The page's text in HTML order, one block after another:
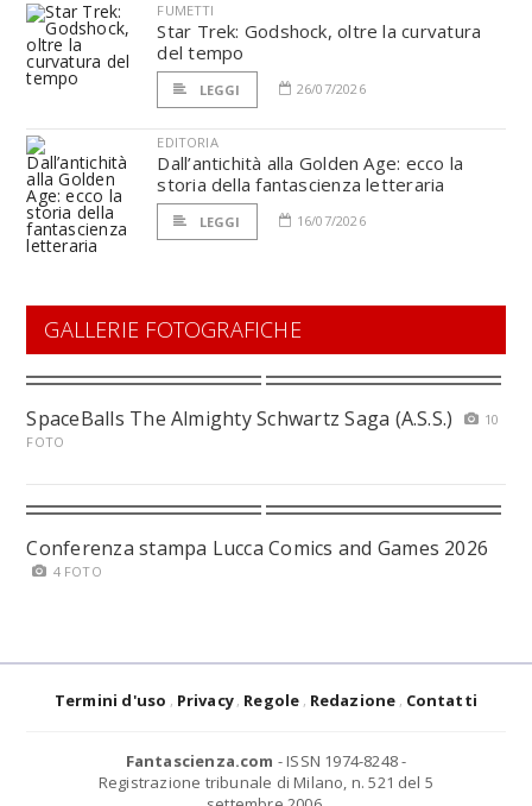
FUMETTI
Star Trek: Godshock, oltre la curvatura
del tempo
LEGGI 26/07/2026
EDITORIA
Dall’antichità alla Golden Age: ecco la
storia della fantascienza letteraria
LEGGI 16/07/2026
GALLERIE FOTOGRAFICHE
SpaceBalls The Almighty Schwartz Saga (A.S.S.)
10
FOTO
Conferenza stampa Lucca Comics and Games 2026
4 FOTO
Termini d'uso Privacy Regole Redazione Contatti
Fantascienza.com - ISSN 1974-8248 -
Registrazione tribunale di Milano, n. 521 del 5